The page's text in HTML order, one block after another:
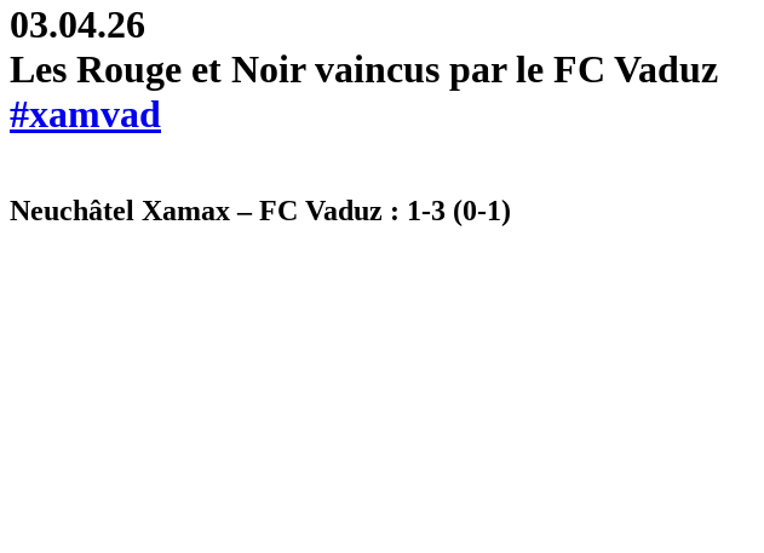
03.04.26
Les Rouge et Noir vaincus par le FC Vaduz
#xamvad
Neuchâtel Xamax – FC Vaduz : 1-3 (0-1)